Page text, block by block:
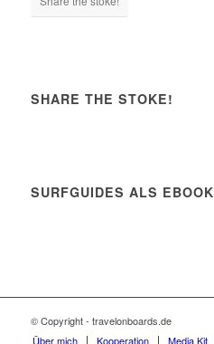
SHARE THE STOKE!
SURFGUIDES ALS EBOOK
© Copyright - travelonboards.de
Über mich
Kooperation Media Kit